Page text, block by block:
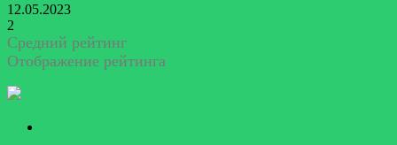
12.05.2023
2
Средний рейтинг
Отображение рейтинга